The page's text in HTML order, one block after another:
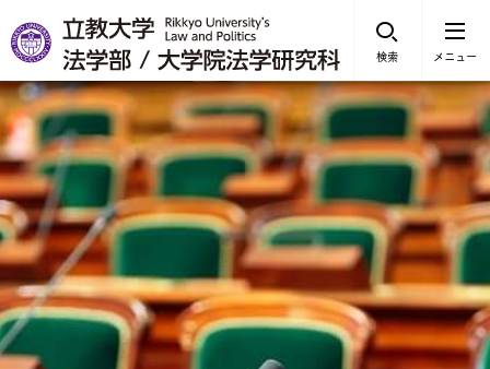
検索 メニュー